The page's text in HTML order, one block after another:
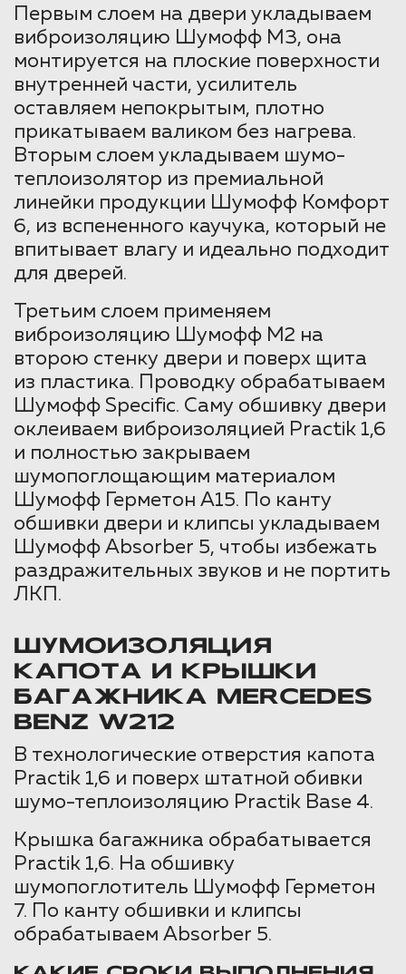
Первым слоем на двери укладываем
виброизоляцию Шумофф М3, она
монтируется на плоские поверхности
внутренней части, усилитель
оставляем непокрытым, плотно
прикатываем валиком без нагрева.
Вторым слоем укладываем шумо-
теплоизолятор из премиальной
линейки продукции Шумофф Комфорт
6, из вспененного каучука, который не
впитывает влагу и идеально подходит
для дверей.
Третьим слоем применяем
виброизоляцию Шумофф М2 на
второю стенку двери и поверх щита
из пластика. Проводку обрабатываем
Шумофф Specific. Саму обшивку двери
оклеиваем виброизоляцией Practik 1,6
и полностью закрываем
шумопоглощающим материалом
Шумофф Герметон А15. По канту
обшивки двери и клипсы укладываем
Шумофф Absorber 5, чтобы избежать
раздражительных звуков и не портить
ЛКП.
ШУМОИЗОЛЯЦИЯ
КАПОТА И КРЫШКИ
БАГАЖНИКА MERCEDES
BENZ W212
В технологические отверстия капота
Practik 1,6 и поверх штатной обивки
шумо-теплоизоляцию Practik Base 4.
Крышка багажника обрабатывается
Practik 1,6. На обшивку
шумопоглотитель Шумофф Герметон
7. По канту обшивки и клипсы
обрабатываем Absorber 5.